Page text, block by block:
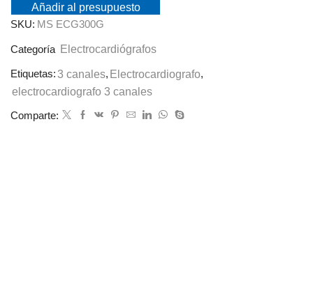
Añadir al presupuesto
SKU: MS ECG300G
Categoría Electrocardiógrafos
Etiquetas:3 canales, Electrocardiografo,
electrocardiografo 3 canales
Comparte: